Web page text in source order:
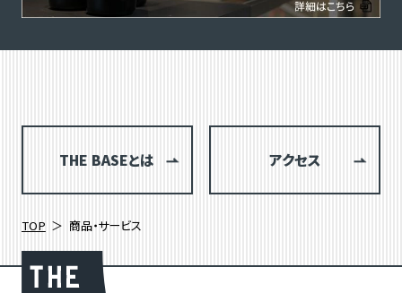
THE BASEとは アクセス
TOP 商品・サービス